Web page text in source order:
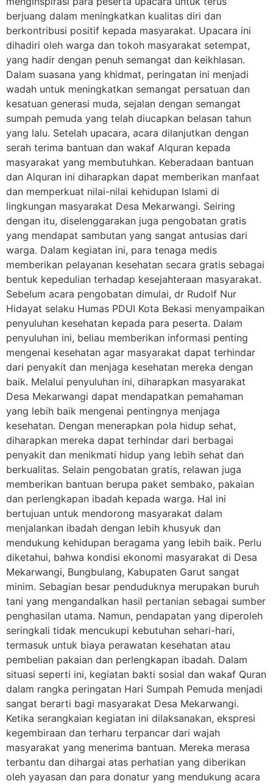
berjuang dalam meningkatkan kualitas diri dan
berkontribusi positif kepada masyarakat. Upacara ini
dihadiri oleh warga dan tokoh masyarakat setempat,
yang hadir dengan penuh semangat dan keikhlasan.
Dalam suasana yang khidmat, peringatan ini menjadi
wadah untuk meningkatkan semangat persatuan dan
kesatuan generasi muda, sejalan dengan semangat
sumpah pemuda yang telah diucapkan belasan tahun
yang lalu. Setelah upacara, acara dilanjutkan dengan
serah terima bantuan dan wakaf Alquran kepada
masyarakat yang membutuhkan. Keberadaan bantuan
dan Alquran ini diharapkan dapat memberikan manfaat
dan memperkuat nilai-nilai kehidupan Islami di
lingkungan masyarakat Desa Mekarwangi. Seiring
dengan itu, diselenggarakan juga pengobatan gratis
yang mendapat sambutan yang sangat antusias dari
warga. Dalam kegiatan ini, para tenaga medis
memberikan pelayanan kesehatan secara gratis sebagai
bentuk kepedulian terhadap kesejahteraan masyarakat.
Sebelum acara pengobatan dimulai, dr Rudolf Nur
Hidayat selaku Humas PDUI Kota Bekasi menyampaikan
penyuluhan kesehatan kepada para peserta. Dalam
penyuluhan ini, beliau memberikan informasi penting
mengenai kesehatan agar masyarakat dapat terhindar
dari penyakit dan menjaga kesehatan mereka dengan
baik. Melalui penyuluhan ini, diharapkan masyarakat
Desa Mekarwangi dapat mendapatkan pemahaman
yang lebih baik mengenai pentingnya menjaga
kesehatan. Dengan menerapkan pola hidup sehat,
diharapkan mereka dapat terhindar dari berbagai
penyakit dan menikmati hidup yang lebih sehat dan
berkualitas. Selain pengobatan gratis, relawan juga
memberikan bantuan berupa paket sembako, pakaian
dan perlengkapan ibadah kepada warga. Hal ini
bertujuan untuk mendorong masyarakat dalam
menjalankan ibadah dengan lebih khusyuk dan
mendukung kehidupan beragama yang lebih baik. Perlu
diketahui, bahwa kondisi ekonomi masyarakat di Desa
Mekarwangi, Bungbulang, Kabupaten Garut sangat
minim. Sebagian besar penduduknya merupakan buruh
tani yang mengandalkan hasil pertanian sebagai sumber
penghasilan utama. Namun, pendapatan yang diperoleh
seringkali tidak mencukupi kebutuhan sehari-hari,
termasuk untuk biaya perawatan kesehatan atau
pembelian pakaian dan perlengkapan ibadah. Dalam
situasi seperti ini, kegiatan bakti sosial dan wakaf Quran
dalam rangka peringatan Hari Sumpah Pemuda menjadi
sangat berarti bagi masyarakat Desa Mekarwangi.
Ketika serangkaian kegiatan ini dilaksanakan, ekspresi
kegembiraan dan terharu terpancar dari wajah
masyarakat yang menerima bantuan. Mereka merasa
terbantu dan dihargai atas perhatian yang diberikan
oleh yayasan dan para donatur yang mendukung acara